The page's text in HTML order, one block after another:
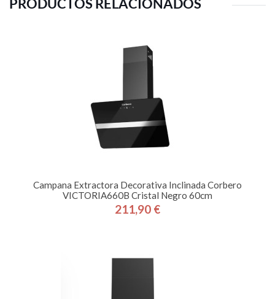
PRODUCTOS RELACIONADOS
Campana Extractora Decorativa Inclinada Corbero
VICTORIA660B Cristal Negro 60cm
Precio
211,90 €